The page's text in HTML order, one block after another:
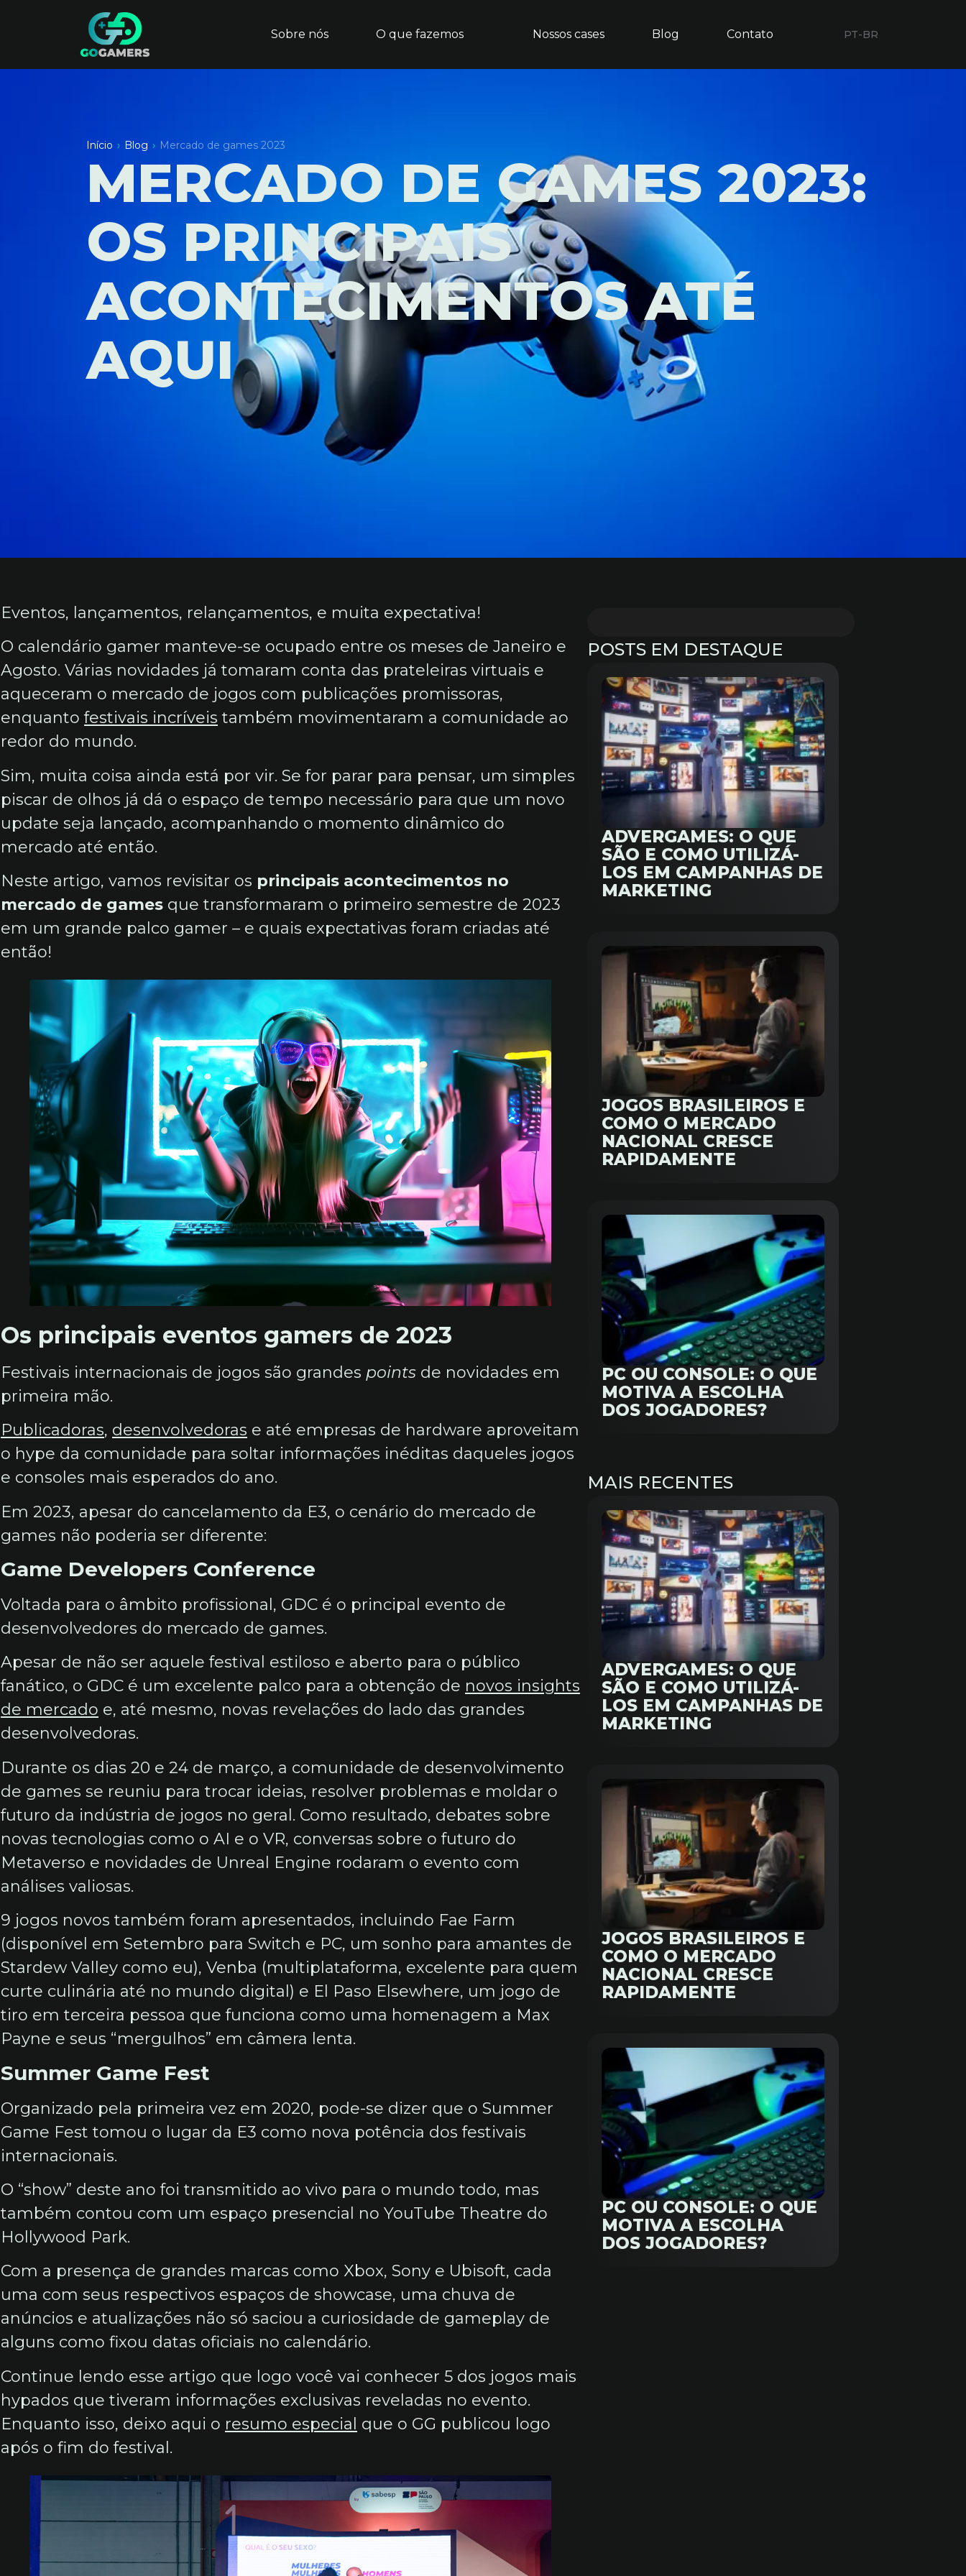
Sobre nós O que fazemos Nossos cases Blog Contato PT-BR
Início › Blog › Mercado de games 2023
MERCADO DE GAMES 2023:
OS PRINCIPAIS
ACONTECIMENTOS ATÉ
AQUI
Eventos, lançamentos, relançamentos, e muita expectativa!
O calendário gamer manteve-se ocupado entre os meses de Janeiro e
Agosto. Várias novidades já tomaram conta das prateleiras virtuais e
aqueceram o mercado de jogos com publicações promissoras,
enquanto festivais incríveis também movimentaram a comunidade ao
redor do mundo.
Sim, muita coisa ainda está por vir. Se for parar para pensar, um simples
piscar de olhos já dá o espaço de tempo necessário para que um novo
update seja lançado, acompanhando o momento dinâmico do
mercado até então.
Neste artigo, vamos revisitar os principais acontecimentos no
mercado de games que transformaram o primeiro semestre de 2023
em um grande palco gamer – e quais expectativas foram criadas até
então!
Os principais eventos gamers de 2023
Festivais internacionais de jogos são grandes points de novidades em
primeira mão.
Publicadoras, desenvolvedoras e até empresas de hardware aproveitam
o hype da comunidade para soltar informações inéditas daqueles jogos
e consoles mais esperados do ano.
Em 2023, apesar do cancelamento da E3, o cenário do mercado de
games não poderia ser diferente:
Game Developers Conference
Voltada para o âmbito profissional, GDC é o principal evento de
desenvolvedores do mercado de games.
Apesar de não ser aquele festival estiloso e aberto para o público
fanático, o GDC é um excelente palco para a obtenção de novos insights
de mercado e, até mesmo, novas revelações do lado das grandes
desenvolvedoras.
Durante os dias 20 e 24 de março, a comunidade de desenvolvimento
de games se reuniu para trocar ideias, resolver problemas e moldar o
futuro da indústria de jogos no geral. Como resultado, debates sobre
novas tecnologias como o AI e o VR, conversas sobre o futuro do
Metaverso e novidades de Unreal Engine rodaram o evento com
análises valiosas.
9 jogos novos também foram apresentados, incluindo Fae Farm
(disponível em Setembro para Switch e PC, um sonho para amantes de
Stardew Valley como eu), Venba (multiplataforma, excelente para quem
curte culinária até no mundo digital) e El Paso Elsewhere, um jogo de
tiro em terceira pessoa que funciona como uma homenagem a Max
Payne e seus “mergulhos” em câmera lenta.
Summer Game Fest
Organizado pela primeira vez em 2020, pode-se dizer que o Summer
Game Fest tomou o lugar da E3 como nova potência dos festivais
internacionais.
O “show” deste ano foi transmitido ao vivo para o mundo todo, mas
também contou com um espaço presencial no YouTube Theatre do
Hollywood Park.
Com a presença de grandes marcas como Xbox, Sony e Ubisoft, cada
uma com seus respectivos espaços de showcase, uma chuva de
anúncios e atualizações não só saciou a curiosidade de gameplay de
alguns como fixou datas oficiais no calendário.
Continue lendo esse artigo que logo você vai conhecer 5 dos jogos mais
hypados que tiveram informações exclusivas reveladas no evento.
Enquanto isso, deixo aqui o resumo especial que o GG publicou logo
após o fim do festival.
POSTS EM DESTAQUE
ADVERGAMES: O QUE
SÃO E COMO UTILIZÁ-
LOS EM CAMPANHAS DE
MARKETING
JOGOS BRASILEIROS E
COMO O MERCADO
NACIONAL CRESCE
RAPIDAMENTE
PC OU CONSOLE: O QUE
MOTIVA A ESCOLHA
DOS JOGADORES?
MAIS RECENTES
ADVERGAMES: O QUE
SÃO E COMO UTILIZÁ-
LOS EM CAMPANHAS DE
MARKETING
JOGOS BRASILEIROS E
COMO O MERCADO
NACIONAL CRESCE
RAPIDAMENTE
PC OU CONSOLE: O QUE
MOTIVA A ESCOLHA
DOS JOGADORES?